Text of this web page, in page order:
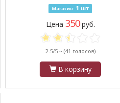
красочный принт, красные и синие
цветочки
Магазин: 1 шт
Цена 350руб.
2.5/5 ~ (41 голосов)
В корзину